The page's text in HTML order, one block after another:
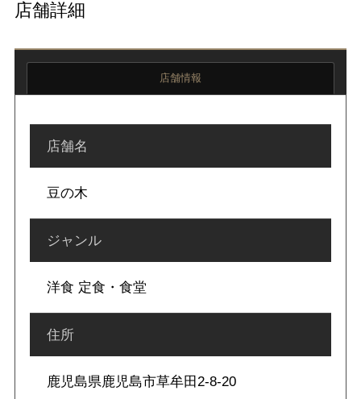
店舗詳細
店舗情報
店舗名
豆の木
ジャンル
洋食 定食・食堂
住所
鹿児島県鹿児島市草牟田2-8-20